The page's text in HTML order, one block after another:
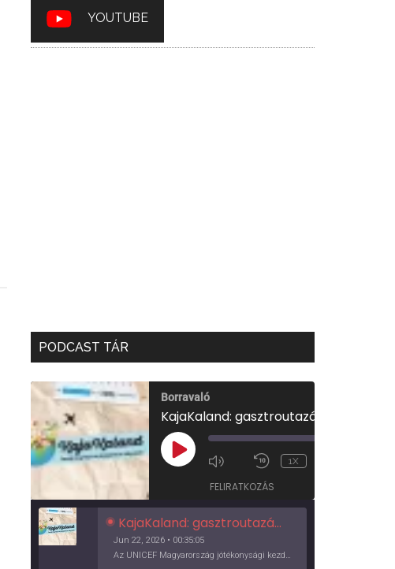
YOUTUBE
PODCAST TÁR
Borravaló
PLAY
EPISODE
1X
FELIRATKOZÁS
KajaKaland: gasztroutazás a föld körül
Jun 22, 2026 • 00:35:05
Az UNICEF Magyarország jótékonysági kezdeményezése izgalmas, egész éves világkörüli ízutazásra hív, igazi családi program és gasztroedukáció, illetve segítség a rászorulóknak is egyben.